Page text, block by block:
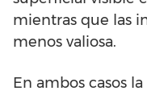
mientras que las
menos valiosa.
En ambos casos